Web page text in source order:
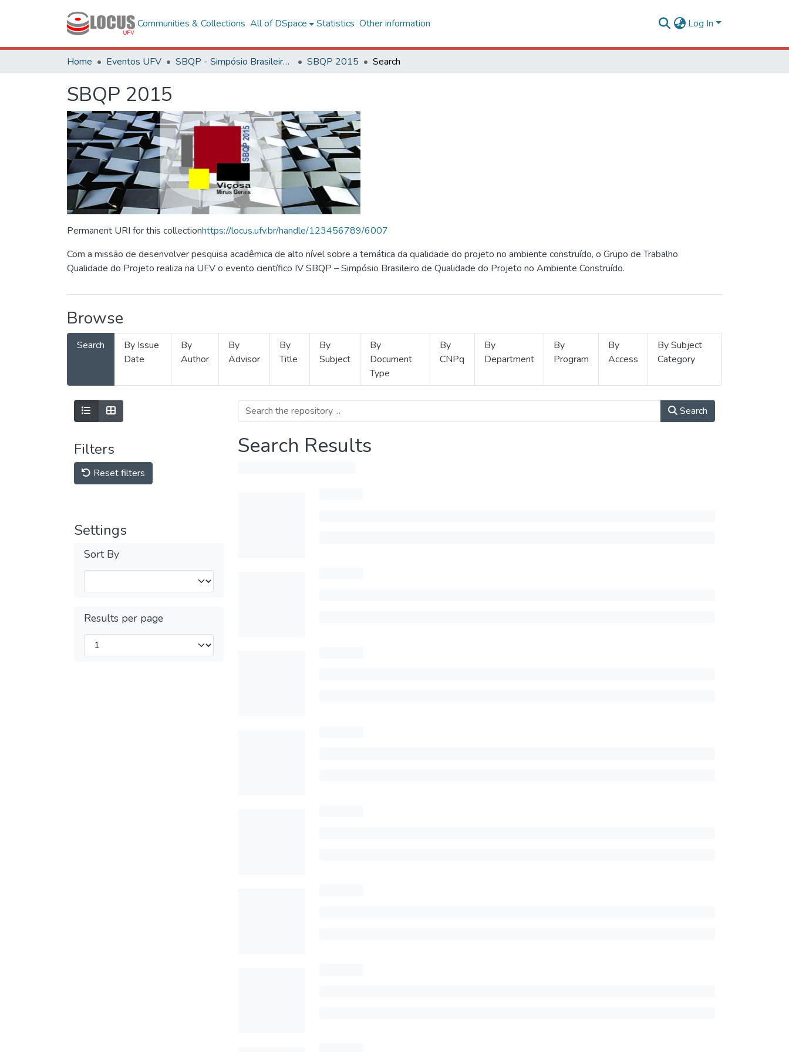
Communities & Collections All of DSpace Statistics Other information Log In
Home Eventos UFV SBQP - Simpósio Brasileiro de Qualidade do Projeto no Ambiente Construído SBQP 2015 Search
SBQP 2015
Permanent URI for this collectionhttps://locus.ufv.br/handle/123456789/6007
Com a missão de desenvolver pesquisa acadêmica de alto nível sobre a temática da qualidade do projeto no ambiente construído, o Grupo de Trabalho
Qualidade do Projeto realiza na UFV o evento científico IV SBQP – Simpósio Brasileiro de Qualidade do Projeto no Ambiente Construído.
Browse
Search
By Issue
Date
By
Author
By
Advisor
By
Title
By
Subject
By
Document
Type
By
CNPq
By
Department
By
Program
By
Access
By Subject
Category
Filters
Reset filters
Settings
Sort By
Results per page
Search
Search Results